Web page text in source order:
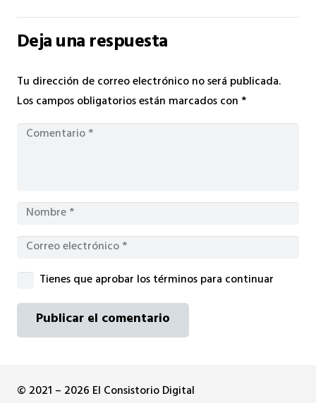
Deja una respuesta
Tu dirección de correo electrónico no será publicada.
Los campos obligatorios están marcados con*
Tienes que aprobar los términos para continuar
Publicar el comentario
© 2021 – 2026 El Consistorio Digital